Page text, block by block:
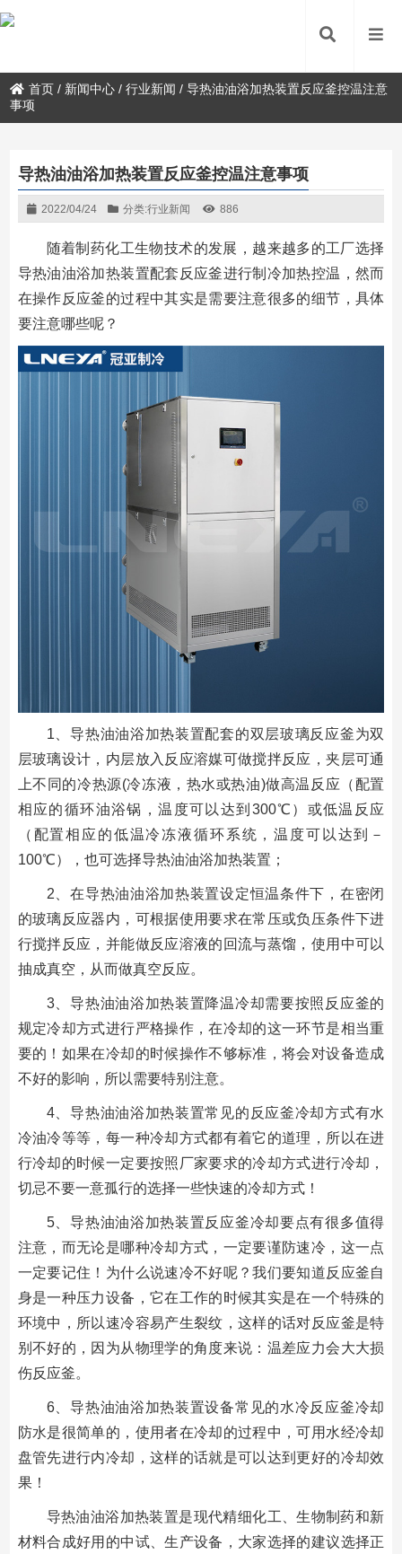
首页 / 新闻中心 /行业新闻 /导热油油浴加热装置反应釜控温注意
事项
导热油油浴加热装置反应釜控温注意事项
2022/04/24 分类:行业新闻 886
随着制药化工生物技术的发展，越来越多的工厂选择
导热油油浴加热装置配套反应釜进行制冷加热控温，然而
在操作反应釜的过程中其实是需要注意很多的细节，具体
要注意哪些呢？
1、导热油油浴加热装置配套的双层玻璃反应釜为双
层玻璃设计，内层放入反应溶媒可做搅拌反应，夹层可通
上不同的冷热源(冷冻液，热水或热油)做高温反应（配置
相应的循环油浴锅，温度可以达到300℃）或低温反应
（配置相应的低温冷冻液循环系统，温度可以达到－
100℃），也可选择导热油油浴加热装置；
2、在导热油油浴加热装置设定恒温条件下，在密闭
的玻璃反应器内，可根据使用要求在常压或负压条件下进
行搅拌反应，并能做反应溶液的回流与蒸馏，使用中可以
抽成真空，从而做真空反应。
3、导热油油浴加热装置降温冷却需要按照反应釜的
规定冷却方式进行严格操作，在冷却的这一环节是相当重
要的！如果在冷却的时候操作不够标准，将会对设备造成
不好的影响，所以需要特别注意。
4、导热油油浴加热装置常见的反应釜冷却方式有水
冷油冷等等，每一种冷却方式都有着它的道理，所以在进
行冷却的时候一定要按照厂家要求的冷却方式进行冷却，
切忌不要一意孤行的选择一些快速的冷却方式！
5、导热油油浴加热装置反应釜冷却要点有很多值得
注意，而无论是哪种冷却方式，一定要谨防速冷，这一点
一定要记住！为什么说速冷不好呢？我们要知道反应釜自
身是一种压力设备，它在工作的时候其实是在一个特殊的
环境中，所以速冷容易产生裂纹，这样的话对反应釜是特
别不好的，因为从物理学的角度来说：温差应力会大大损
伤反应釜。
6、导热油油浴加热装置设备常见的水冷反应釜冷却
防水是很简单的，使用者在冷却的过程中，可用水经冷却
盘管先进行内冷却，这样的话就是可以达到更好的冷却效
果！
导热油油浴加热装置是现代精细化工、生物制药和新
材料合成好用的中试、生产设备，大家选择的建议选择正